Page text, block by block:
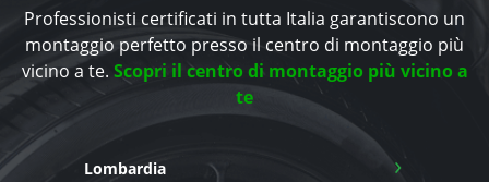
Professionisti certificati in tutta Italia garantiscono un
montaggio perfetto presso il centro di montaggio più
vicino a te. Scopri il centro di montaggio più vicino a
te
Lombardia ›